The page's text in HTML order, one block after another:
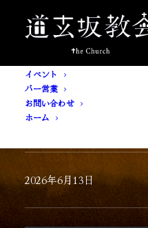
イベント
バー営業
お問い合わせ
ホーム
Domine Quo Vadis
2026年6月13日